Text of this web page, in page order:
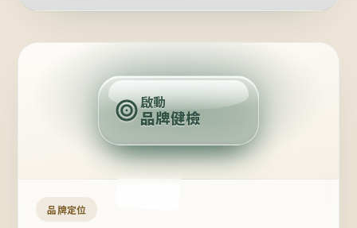
定
位
點
啟動
品牌健檢
品牌定位